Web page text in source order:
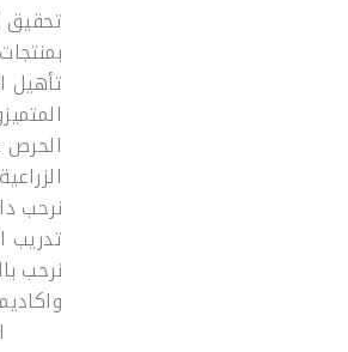
تحقيق
تأهيل
الحرص
نرحب
تدريب
نرحب